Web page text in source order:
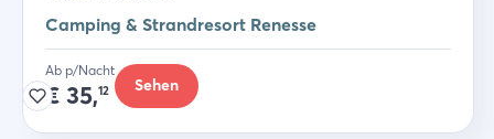
Camping & Strandresort Renesse
Ab p/Nacht
€ 35,12 Sehen